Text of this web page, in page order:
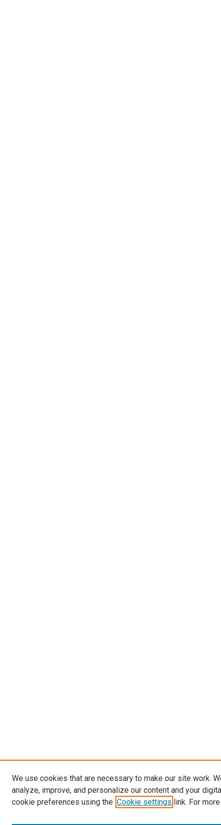
We use cookies that are necessary to make our site work.
analyze, improve, and personalize our content and your
cookie preferences using the Cookie settings link. For